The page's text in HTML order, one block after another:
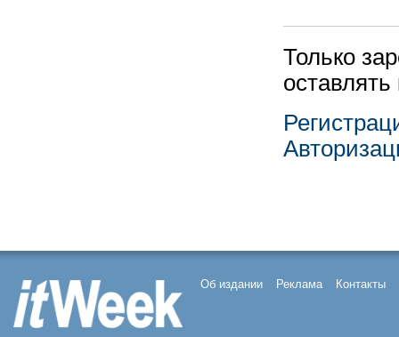
Только
Об издании Реклама Контакты